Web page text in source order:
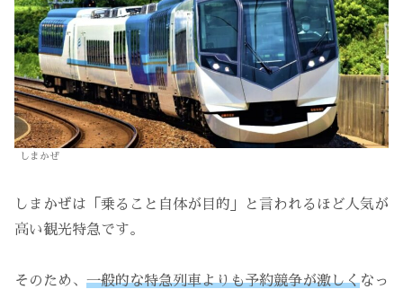
しまかぜ
しまかぜは「乗ること自体が目的」と言われるほど人気が
高い観光特急です。
そのため、 一般的な特急列車よりも予約競争が激しくなっ